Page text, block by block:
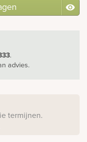
.
advies.
termijnen.